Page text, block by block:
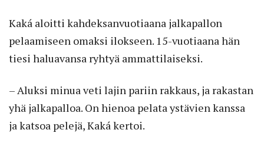
Kaká aloitti kahdeksanvuotiaana jalkapallon
pelaamiseen omaksi ilokseen. 15-vuotiaana hän
tiesi haluavansa ryhtyä ammattilaiseksi.
– Aluksi minua veti lajin pariin rakkaus, ja rakastan
yhä jalkapalloa. On hienoa pelata ystävien kanssa
ja katsoa pelejä, Kaká kertoi.